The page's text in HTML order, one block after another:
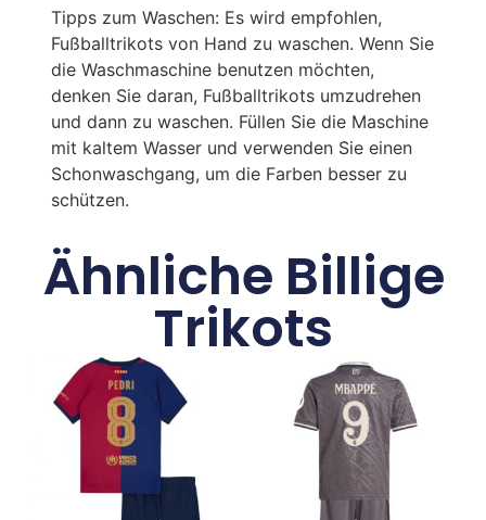
Tipps zum Waschen: Es wird empfohlen,
Fußballtrikots von Hand zu waschen. Wenn Sie
die Waschmaschine benutzen möchten,
denken Sie daran, Fußballtrikots umzudrehen
und dann zu waschen. Füllen Sie die Maschine
mit kaltem Wasser und verwenden Sie einen
Schonwaschgang, um die Farben besser zu
schützen.
Ähnliche Billige
Trikots